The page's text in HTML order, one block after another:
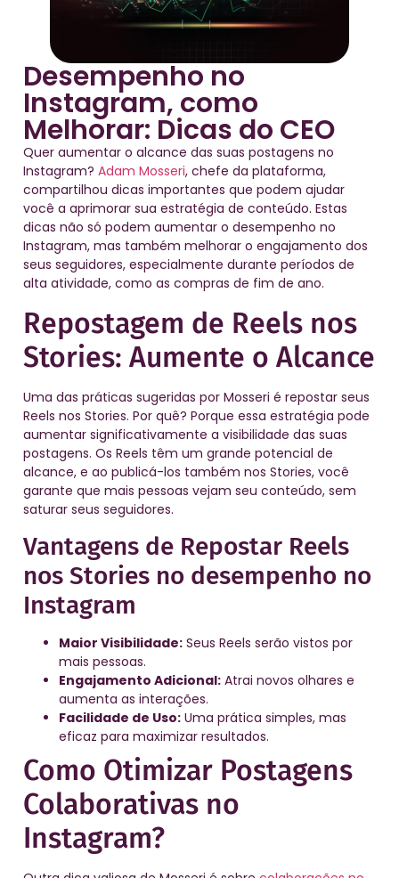
Desempenho no
Instagram, como
Melhorar: Dicas do CEO
Quer aumentar o alcance das suas postagens no
Instagram? Adam Mosseri, chefe da plataforma,
compartilhou dicas importantes que podem ajudar
você a aprimorar sua estratégia de conteúdo. Estas
dicas não só podem aumentar o desempenho no
Instagram, mas também melhorar o engajamento dos
seus seguidores, especialmente durante períodos de
alta atividade, como as compras de fim de ano.
Repostagem de Reels nos
Stories: Aumente o Alcance
Uma das práticas sugeridas por Mosseri é repostar seus
Reels nos Stories. Por quê? Porque essa estratégia pode
aumentar significativamente a visibilidade das suas
postagens. Os Reels têm um grande potencial de
alcance, e ao publicá-los também nos Stories, você
garante que mais pessoas vejam seu conteúdo, sem
saturar seus seguidores.
Vantagens de Repostar Reels
nos Stories no desempenho no
Instagram
Maior Visibilidade: Seus Reels serão vistos por
mais pessoas.
Engajamento Adicional: Atrai novos olhares e
aumenta as interações.
Facilidade de Uso: Uma prática simples, mas
eficaz para maximizar resultados.
Como Otimizar Postagens
Colaborativas no
Instagram?